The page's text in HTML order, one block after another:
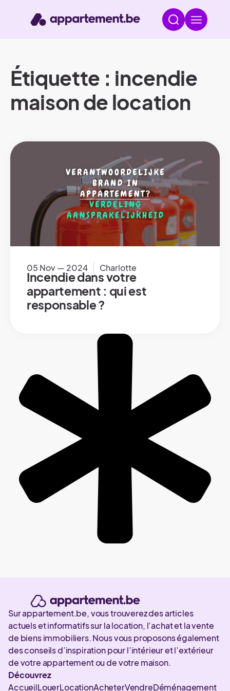
Étiquette : incendie
maison de location
05 Nov — 2024 Charlotte
Incendie dans votre
appartement : qui est
responsable ?
Sur appartement.be, vous trouverez des articles
actuels et informatifs sur la location, l’achat et la vente
de biens immobiliers. Nous vous proposons également
des conseils d’inspiration pour l’intérieur et l’extérieur
de votre appartement ou de votre maison.
Découvrez
AccueilLouerLocationAcheterVendreDéménagement